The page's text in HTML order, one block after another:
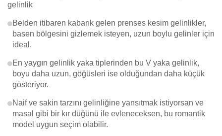
gelinlik
Belden itibaren kabarık gelen prenses kesim gelinlikler,
basen bölgesini gizlemek isteyen, uzun boylu gelinler için
ideal.
En yaygın gelinlik yaka tiplerinden bu V yaka gelinlik,
boyu daha uzun, göğüsleri ise olduğundan daha küçük
gösteriyor.
Naif ve sakin tarzını gelinliğine yansıtmak istiyorsan ve
masal gibi bir kır düğünü ile evleneceksen, bu romantik
model uygun seçim olabilir.